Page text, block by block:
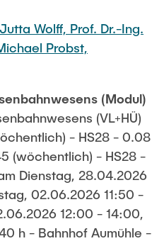
Wolff, Prof. Dr.-Ing.
Probst,
(Modul)
(VL+HÜ)
- HS28 - 0.08
(wöchentlich) - HS28 -
Dienstag, 28.04.2026
02.06.2026 11:50 -
12:00 - 14:00,
h - Bahnhof Aumühle -